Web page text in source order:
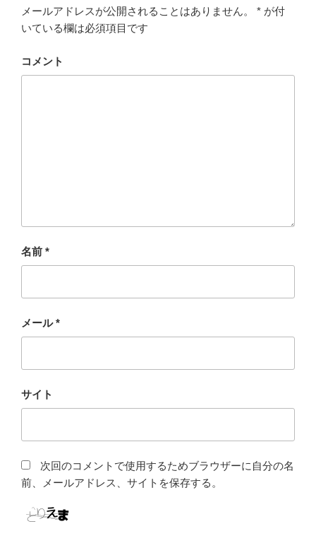
メールアドレスが公開されることはありません。 * が付
いている欄は必須項目です
コメント
名前 *
メール*
サイト
次回のコメントで使用するためブラウザーに自分の名
前、メールアドレス、サイトを保存する。